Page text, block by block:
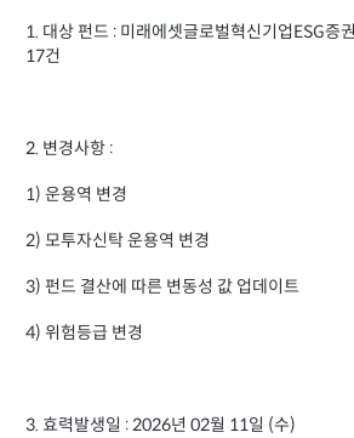
1. 대상 펀드 : 미래에셋글로벌혁신기업ESG증
17건
2. 변경사항 :
1) 운용역 변경
2) 모투자신탁 운용역 변경
3) 펀드 결산에 따른 변동성 값 업데이트
4) 위험등급 변경
3. 효력발생일 : 2026년 02월 11일 (수)